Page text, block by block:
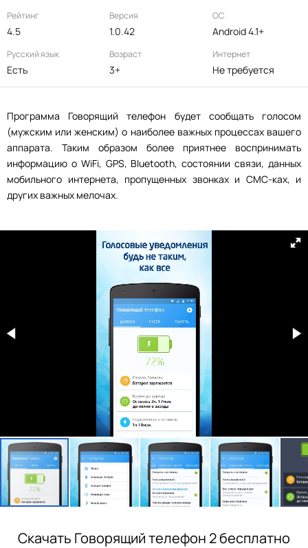
Рейтинг
4.5
Версия
1.0.42
ОС
Android 4.1+
Русский язык
Есть
Возраст
3+
Интернет
Не требуется
Программа Говорящий телефон будет сообщать голосом
(мужским или женским) о наиболее важных процессах вашего
аппарата. Таким образом более приятнее воспринимать
информацию о WiFi, GPS, Bluetooth, состоянии связи, данных
мобильного интернета, пропущенных звонках и СМС-ках, и
других важных мелочах.
Скачать Говорящий телефон 2 бесплатно